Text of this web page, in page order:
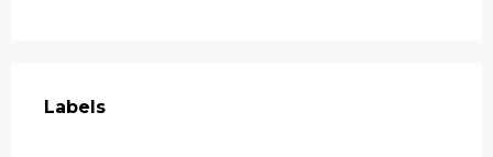
Labels
Labels